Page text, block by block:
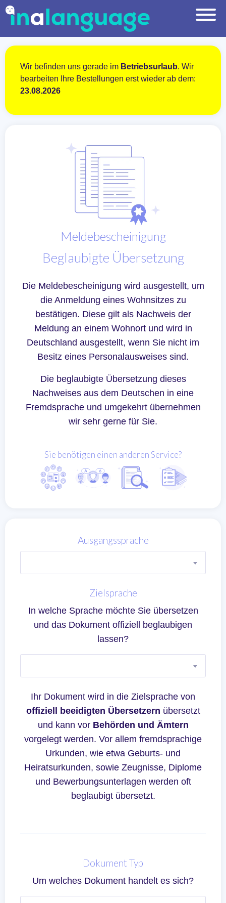
Wir befinden uns gerade im Betriebsurlaub. Wir
bearbeiten Ihre Bestellungen erst wieder ab dem:
23.08.2026
Meldebescheinigung
Beglaubigte Übersetzung
Die Meldebescheinigung wird ausgestellt, um
die Anmeldung eines Wohnsitzes zu
bestätigen. Diese gilt als Nachweis der
Meldung an einem Wohnort und wird in
Deutschland ausgestellt, wenn Sie nicht im
Besitz eines Personalausweises sind.
Die beglaubigte Übersetzung dieses
Nachweises aus dem Deutschen in eine
Fremdsprache und umgekehrt übernehmen
wir sehr gerne für Sie.
Sie benötigen einen anderen Service?
Ausgangssprache
Zielsprache
In welche Sprache möchte Sie übersetzen
und das Dokument offiziell beglaubigen
lassen?
Ihr Dokument wird in die Zielsprache von
offiziell beeidigten Übersetzern übersetzt
und kann vor Behörden und Ämtern
vorgelegt werden. Vor allem fremdsprachige
Urkunden, wie etwa Geburts- und
Heiratsurkunden, sowie Zeugnisse, Diplome
und Bewerbungsunterlagen werden oft
beglaubigt übersetzt.
Dokument Typ
Um welches Dokument handelt es sich?